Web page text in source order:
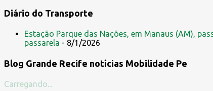
m
n
á
r
Diário do Transporte
Estação Parque das Nações, em Manaus (AM),
passarela - 8/1/2026
Blog Grande Recife notícias Mobilidade Pe
Carregando...